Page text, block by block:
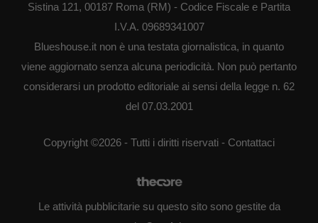
Sistina 121, 00187 Roma (RM) - Codice Fiscale e Partita
I.V.A. 09689341007
Blueshouse.it non è una testata giornalistica, in quanto
viene aggiornato senza alcuna periodicità. Non può pertanto
considerarsi un prodotto editoriale ai sensi della legge n. 62
del 07.03.2001
Copyright ©2026 - Tutti i diritti riservati - Contattaci
Le attività pubblicitarie su questo sito sono gestite da